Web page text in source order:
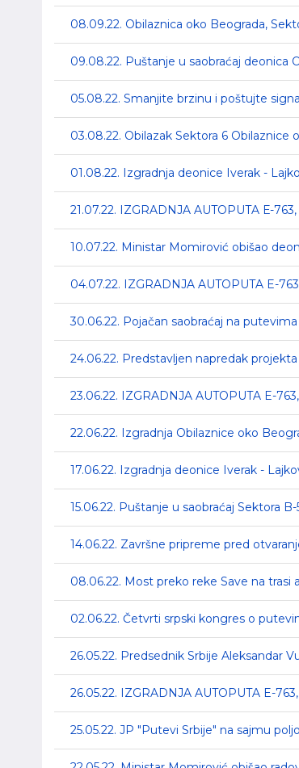
08.09.22. Obilaznica oko Beograda,
09.08.22. Puštanje u saobraćaj deonica
05.08.22. Smanjite brzinu i poštujte
03.08.22. Obilazak Sektora 6 Obilaznice
01.08.22. Izgradnja deonice Iverak -
21.07.22. IZGRADNJA AUTOPUTA Е-
10.07.22. Ministar Momirović obišao
04.07.22. IZGRADNJA AUTOPUTA E-
30.06.22. Pojačan saobraćaj na
24.06.22. Predstavljen napredak
23.06.22. IZGRADNJA AUTOPUTA E-
22.06.22. Izgradnja Obilaznice oko
17.06.22. Izgradnja deonice Iverak -
15.06.22. Puštanje u saobraćaj Sektora
14.06.22. Završne pripreme pred
08.06.22. Most preko reke Save na
02.06.22. Četvrti srpski kongres o
26.05.22. Predsednik Srbije Aleksandar
26.05.22. IZGRADNJA AUTOPUTA E-
25.05.22. JP "Putevi Srbije" na sajmu